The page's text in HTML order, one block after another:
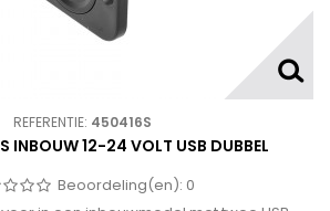
REFERENTIE: 450416S
INBOUW 12-24 VOLT USB DUBBEL
Beoordeling(en): 0